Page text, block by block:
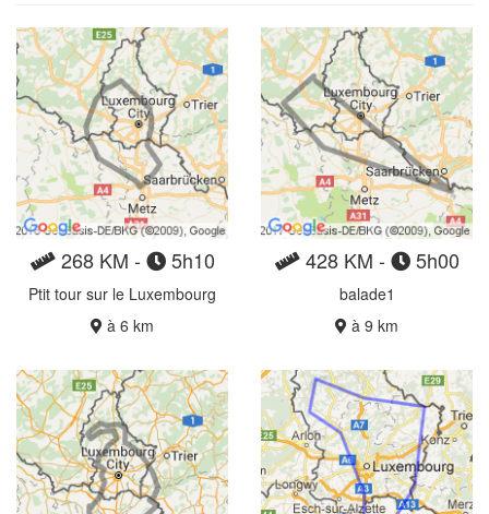
268 KM - 5h10
Ptit tour sur le Luxembourg
à 6 km
428 KM - 5h00
balade1
à 9 km